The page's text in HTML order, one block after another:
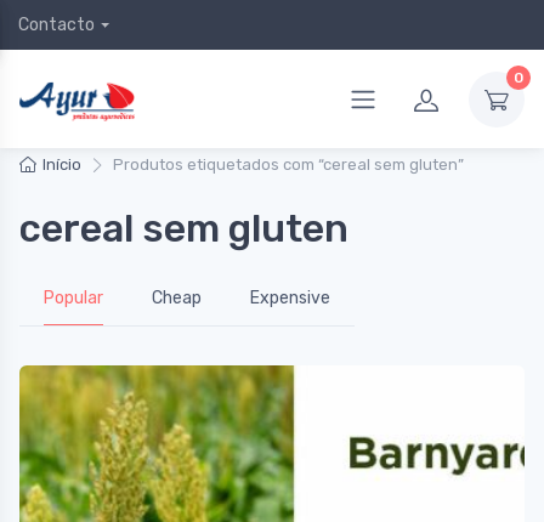
Contacto
0
Início Produtos etiquetados com “cereal sem gluten”
cereal sem gluten
Popular Cheap Expensive